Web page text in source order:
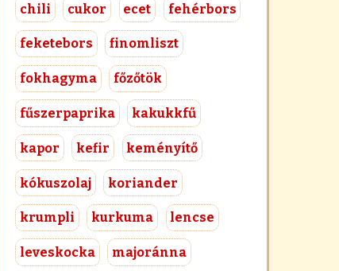
chili cukor ecet fehérbors
feketebors finomliszt
fokhagyma főzőtök
fűszerpaprika kakukkfű
kapor kefir keményítő
kókuszolaj koriander
krumpli kurkuma lencse
leveskocka majoránna